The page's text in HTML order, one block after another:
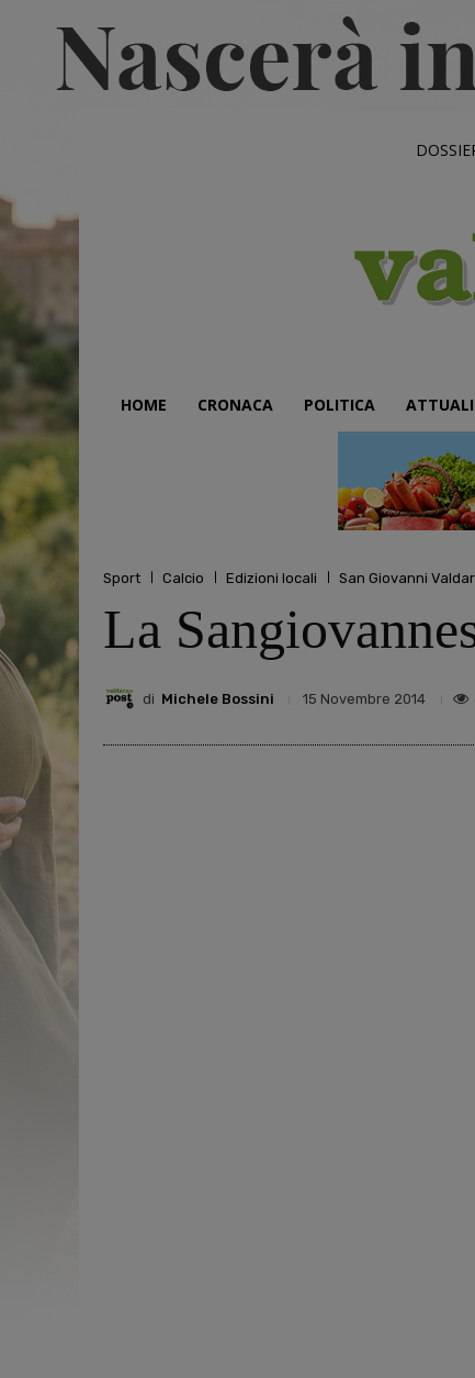
HOME CRONACA POLITICA
Sport Calcio Edizioni locali San Giovanni
La
di Michele Bossini 15 Novembre 2014